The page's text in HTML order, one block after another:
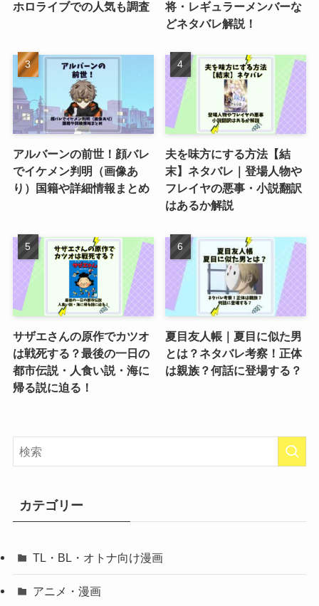
ホロライブでの人気も調査
将・レギュラーメンバーな
どネタバレ解説！
アルバーンの前世！顔バレ
でイケメン判明（画像あ
り）国籍や詳細情報まとめ
夫を味方にする方法【結
末】ネタバレ｜登場人物や
フレイヤの悪事・小説翻訳
はあるか解説
サザエさんの原作でカツオ
は戦死する？最後の一日の
都市伝説・人食い説・海に
帰る説に迫る！
夏目友人帳｜夏目に似た男
とは？ネタバレ考察！正体
は親族？何話に登場する？
カテゴリー
TL・BL・オトナ向け漫画
アニメ・漫画